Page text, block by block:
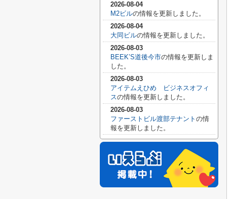
2026-08-04
M2ビルの情報を更新しました。
2026-08-04
大同ビルの情報を更新しました。
2026-08-03
BEEK’S道後今市の情報を更新しま
した。
2026-08-03
アイテムえひめ ビジネスオフィ
スの情報を更新しました。
2026-08-03
ファーストビル渡部テナント の情
報を更新しました。